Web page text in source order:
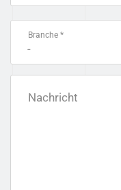
Branche *
-
Nachricht